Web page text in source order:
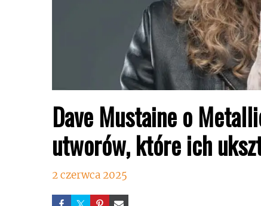
Dave Mustaine o
utworów, które ich
2 czerwca 2025